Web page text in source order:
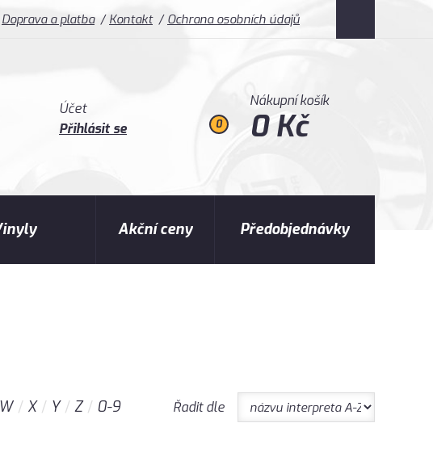
Doprava a platba Kontakt Ochrana osobních údajů
Účet
Přihlásit se
0
Nákupní košík
0 Kč
Akční ceny Předobjednávky
W X Y Z 0-9 Řadit dle